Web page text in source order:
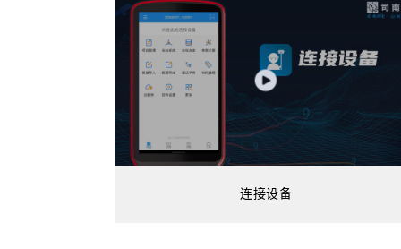
连接设备